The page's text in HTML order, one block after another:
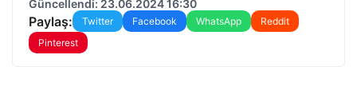
Güncellendi: 23.06.2024 16:30
Paylaş: Twitter Facebook WhatsApp
Reddit
Pinterest